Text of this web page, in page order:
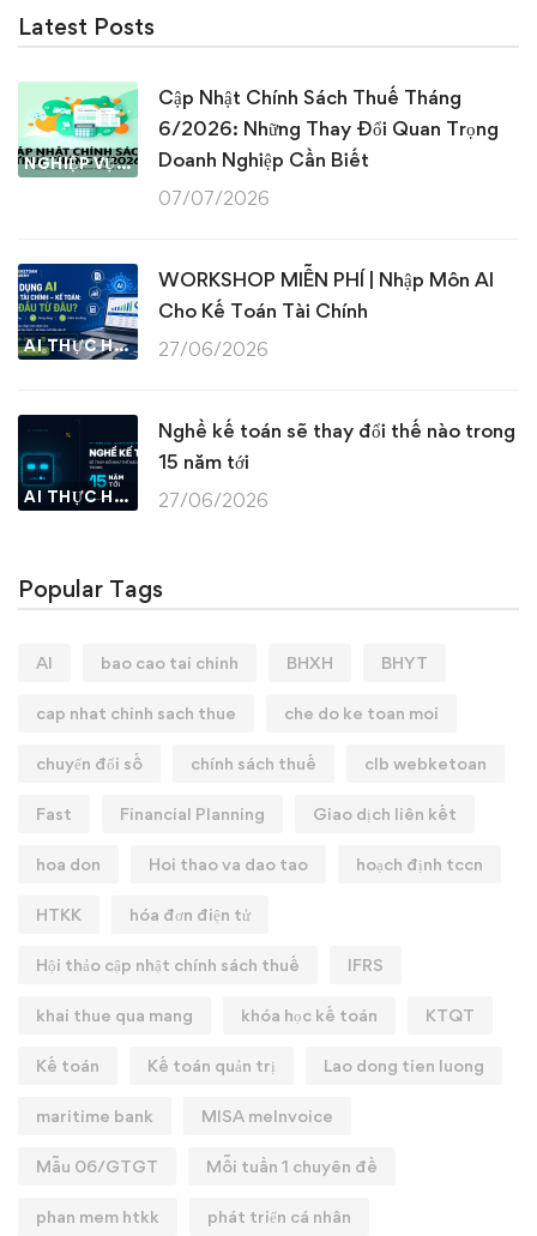
Latest Posts
NGHIỆP VỤ KẾ TOÁN & THUẾ
Cập Nhật Chính Sách Thuế Tháng
6/2026: Những Thay Đổi Quan Trọng
Doanh Nghiệp Cần Biết
07/07/2026
AI THỰC HÀNH
WORKSHOP MIỄN PHÍ | Nhập Môn AI
Cho Kế Toán Tài Chính
27/06/2026
AI THỰC HÀNH
Nghề kế toán sẽ thay đổi thế nào trong
15 năm tới
27/06/2026
Popular Tags
AI bao cao tai chinh BHXH BHYT
cap nhat chinh sach thue che do ke toan moi
chuyển đổi số chính sách thuế clb webketoan
Fast Financial Planning Giao dịch liên kết
hoa don Hoi thao va dao tao hoạch định tccn
HTKK hóa đơn điện tử
Hội thảo cập nhật chính sách thuế IFRS
khai thue qua mang khóa học kế toán KTQT
Kế toán Kế toán quản trị Lao dong tien luong
maritime bank MISA meInvoice
Mẫu 06/GTGT Mỗi tuần 1 chuyên đề
phan mem htkk phát triển cá nhân